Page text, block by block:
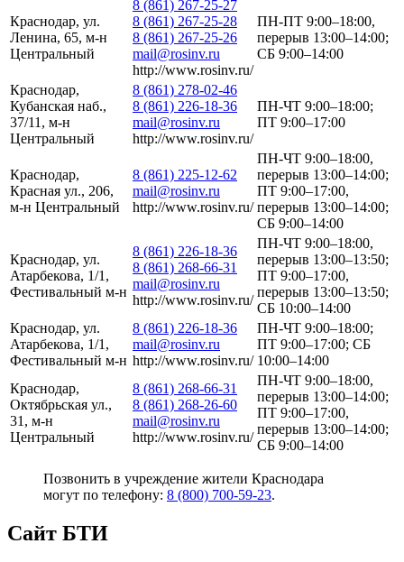
Краснодар, ул.
Ленина, 65, м-н
Центральный
8 (861) 267-25-27
8 (861) 267-25-28
8 (861) 267-25-26
mail@rosinv.ru
http://www.rosinv.ru/
ПН-ПТ 9:00–18:00,
перерыв 13:00–14:00;
СБ 9:00–14:00
Краснодар,
Кубанская наб.,
37/11, м-н
Центральный
8 (861) 278-02-46
8 (861) 226-18-36
mail@rosinv.ru
http://www.rosinv.ru/
ПН-ЧТ 9:00–18:00;
ПТ 9:00–17:00
Краснодар,
Красная ул., 206,
м-н Центральный
8 (861) 225-12-62
mail@rosinv.ru
http://www.rosinv.ru/
ПН-ЧТ 9:00–18:00,
перерыв 13:00–14:00;
ПТ 9:00–17:00,
перерыв 13:00–14:00;
СБ 9:00–14:00
Краснодар, ул.
Атарбекова, 1/1,
Фестивальный м-н
8 (861) 226-18-36
8 (861) 268-66-31
mail@rosinv.ru
http://www.rosinv.ru/
ПН-ЧТ 9:00–18:00,
перерыв 13:00–13:50;
ПТ 9:00–17:00,
перерыв 13:00–13:50;
СБ 10:00–14:00
Краснодар, ул.
Атарбекова, 1/1,
Фестивальный м-н
8 (861) 226-18-36
mail@rosinv.ru
http://www.rosinv.ru/
ПН-ЧТ 9:00–18:00;
ПТ 9:00–17:00; СБ
10:00–14:00
Краснодар,
Октябрьская ул.,
31, м-н
Центральный
8 (861) 268-66-31
8 (861) 268-26-60
mail@rosinv.ru
http://www.rosinv.ru/
ПН-ЧТ 9:00–18:00,
перерыв 13:00–14:00;
ПТ 9:00–17:00,
перерыв 13:00–14:00;
СБ 9:00–14:00
Позвонить в учреждение жители Краснодара
могут по телефону: 8 (800) 700-59-23.
Сайт БТИ